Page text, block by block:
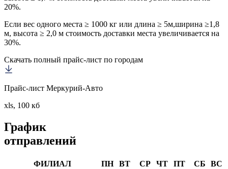
20%.
Если вес одного места ≥ 1000 кг или длина ≥ 5м,ширина ≥1,8
м, высота ≥ 2,0 м стоимость доставки места увеличивается на
30%.
Скачать полный прайс-лист по городам
Прайс-лист Меркурий-Авто
xls, 100 кб
График
отправлений
ФИЛИАЛ ПН ВТ СР ЧТ ПТ СБ ВС